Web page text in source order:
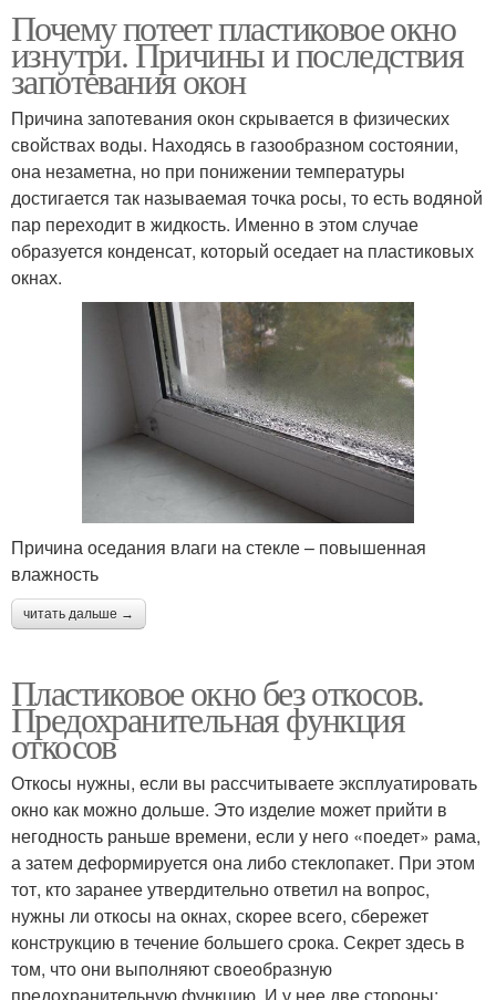
Почему потеет пластиковое окно
изнутри. Причины и последствия
запотевания окон
Причина запотевания окон скрывается в физических
свойствах воды. Находясь в газообразном состоянии,
она незаметна, но при понижении температуры
достигается так называемая точка росы, то есть водяной
пар переходит в жидкость. Именно в этом случае
образуется конденсат, который оседает на пластиковых
окнах.
Причина оседания влаги на стекле – повышенная
влажность
читать дальше →
Пластиковое окно без откосов.
Предохранительная функция
откосов
Откосы нужны, если вы рассчитываете эксплуатировать
окно как можно дольше. Это изделие может прийти в
негодность раньше времени, если у него «поедет» рама,
а затем деформируется она либо стеклопакет. При этом
тот, кто заранее утвердительно ответил на вопрос,
нужны ли откосы на окнах, скорее всего, сбережет
конструкцию в течение большего срока. Секрет здесь в
том, что они выполняют своеобразную